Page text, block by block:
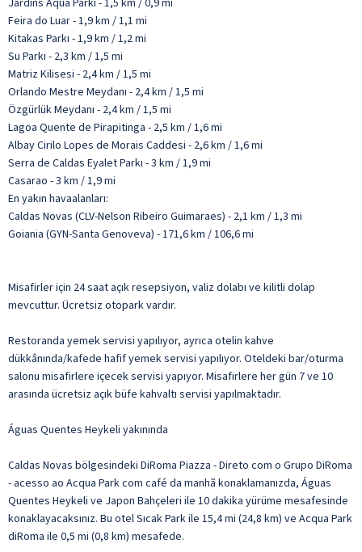
Jardins Aqua Parkı - 1,5 km / 0,9 mi
Feira do Luar - 1,9 km / 1,1 mi
Kitakas Parkı - 1,9 km / 1,2 mi
Su Parkı - 2,3 km / 1,5 mi
Matriz Kilisesi - 2,4 km / 1,5 mi
Orlando Mestre Meydanı - 2,4 km / 1,5 mi
Özgürlük Meydanı - 2,4 km / 1,5 mi
Lagoa Quente de Pirapitinga - 2,5 km / 1,6 mi
Albay Cirilo Lopes de Morais Caddesi - 2,6 km / 1,6 mi
Serra de Caldas Eyalet Parkı - 3 km / 1,9 mi
Casarao - 3 km / 1,9 mi
En yakın havaalanları:
Caldas Novas (CLV-Nelson Ribeiro Guimaraes) - 2,1 km / 1,3 mi
Goiania (GYN-Santa Genoveva) - 171,6 km / 106,6 mi
Misafirler için 24 saat açık resepsiyon, valiz dolabı ve kilitli dolap
mevcuttur. Ücretsiz otopark vardır.
Restoranda yemek servisi yapılıyor, ayrıca otelin kahve
dükkânında/kafede hafif yemek servisi yapılıyor. Oteldeki bar/oturma
salonu misafirlere içecek servisi yapıyor. Misafirlere her gün 7 ve 10
arasında ücretsiz açık büfe kahvaltı servisi yapılmaktadır.
Águas Quentes Heykeli yakınında
Caldas Novas bölgesindeki DiRoma Piazza - Direto com o Grupo DiRoma
- acesso ao Acqua Park com café da manhã konaklamanızda, Águas
Quentes Heykeli ve Japon Bahçeleri ile 10 dakika yürüme mesafesinde
konaklayacaksınız. Bu otel Sıcak Park ile 15,4 mi (24,8 km) ve Acqua Park
diRoma ile 0,5 mi (0,8 km) mesafede.